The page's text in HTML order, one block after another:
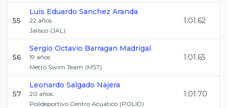
55
Luis Eduardo Sanchez Aranda
22 años
Jalisco (JAL)
1:01.62
56
Sergio Octavio Barragan Madrigal
19 años
Metro Swim Team (MST)
1:01.65
57
Leonardo Salgado Najera
20 años
Polideportivo Centro Acuatico (POLID)
1:01.70